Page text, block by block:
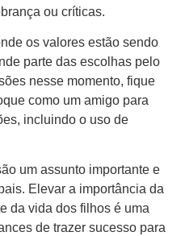
ou críticas.
os valores estão sendo
parte das escolhas pelo
nesse momento, fique
como um amigo para
incluindo o uso de
um assunto importante e
Elevar a importância da
da vida dos filhos é uma
de trazer sucesso para